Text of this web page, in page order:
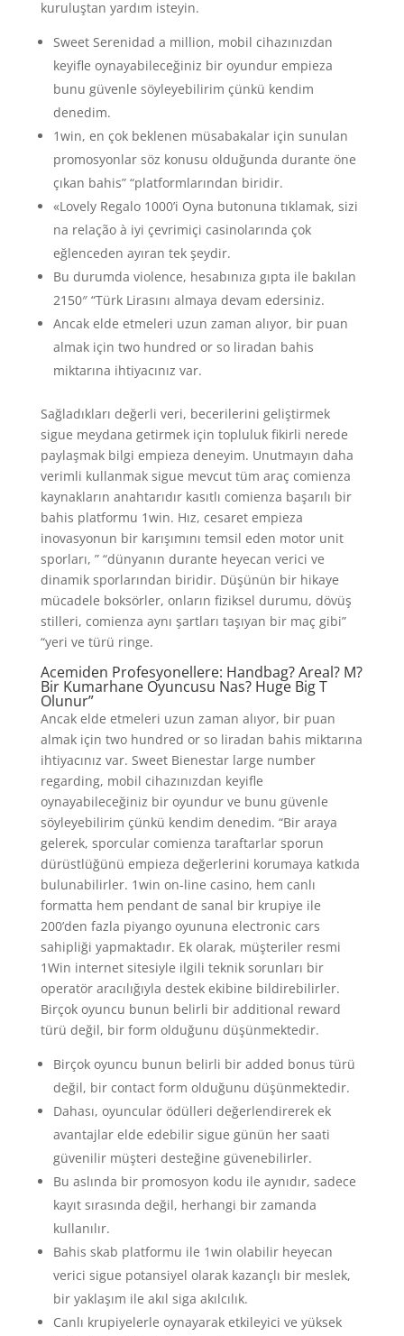
kuruluştan yardım isteyin.
Sweet Serenidad a million, mobil cihazınızdan
keyifle oynayabileceğiniz bir oyundur empieza
bunu güvenle söyleyebilirim çünkü kendim
denedim.
1win, en çok beklenen müsabakalar için sunulan
promosyonlar söz konusu olduğunda durante öne
çıkan bahis” “platformlarından biridir.
«Lovely Regalo 1000’i Oyna butonuna tıklamak, sizi
na relação à iyi çevrimiçi casinolarında çok
eğlenceden ayıran tek şeydir.
Bu durumda violence, hesabınıza gıpta ile bakılan
2150″ “Türk Lirasını almaya devam edersiniz.
Ancak elde etmeleri uzun zaman alıyor, bir puan
almak için two hundred or so liradan bahis
miktarına ihtiyacınız var.
Sağladıkları değerli veri, becerilerini geliştirmek
sigue meydana getirmek için topluluk fikirli nerede
paylaşmak bilgi empieza deneyim. Unutmayın daha
verimli kullanmak sigue mevcut tüm araç comienza
kaynakların anahtarıdır kasıtlı comienza başarılı bir
bahis platformu 1win. Hız, cesaret empieza
inovasyonun bir karışımını temsil eden motor unit
sporları, ” “dünyanın durante heyecan verici ve
dinamik sporlarından biridir. Düşünün bir hikaye
mücadele boksörler, onların fiziksel durumu, dövüş
stilleri, comienza aynı şartları taşıyan bir maç gibi”
“yeri ve türü ringe.
Acemiden Profesyonellere: Handbag? Areal? M?
Bir Kumarhane Oyuncusu Nas? Huge Big T
Olunur”
Ancak elde etmeleri uzun zaman alıyor, bir puan
almak için two hundred or so liradan bahis miktarına
ihtiyacınız var. Sweet Bienestar large number
regarding, mobil cihazınızdan keyifle
oynayabileceğiniz bir oyundur ve bunu güvenle
söyleyebilirim çünkü kendim denedim. “Bir araya
gelerek, sporcular comienza taraftarlar sporun
dürüstlüğünü empieza değerlerini korumaya katkıda
bulunabilirler. 1win on-line casino, hem canlı
formatta hem pendant de sanal bir krupiye ile
200’den fazla piyango oyununa electronic cars
sahipliği yapmaktadır. Ek olarak, müşteriler resmi
1Win internet sitesiyle ilgili teknik sorunları bir
operatör aracılığıyla destek ekibine bildirebilirler.
Birçok oyuncu bunun belirli bir additional reward
türü değil, bir form olduğunu düşünmektedir.
Birçok oyuncu bunun belirli bir added bonus türü
değil, bir contact form olduğunu düşünmektedir.
Dahası, oyuncular ödülleri değerlendirerek ek
avantajlar elde edebilir sigue günün her saati
güvenilir müşteri desteğine güvenebilirler.
Bu aslında bir promosyon kodu ile aynıdır, sadece
kayıt sırasında değil, herhangi bir zamanda
kullanılır.
Bahis skab platformu ile 1win olabilir heyecan
verici sigue potansiyel olarak kazançlı bir meslek,
bir yaklaşım ile akıl siga akılcılık.
Canlı krupiyelerle oynayarak etkileyici ve yüksek